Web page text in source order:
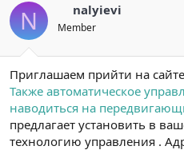
N nalyievi
Member
Приглашаем прийти на
Также автоматическое
наводиться на
предлагает установить в
технологию управления .